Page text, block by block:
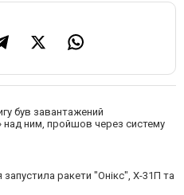
був завантажений
над ним, пройшов через систему
ракети "Онікс", Х-31П та